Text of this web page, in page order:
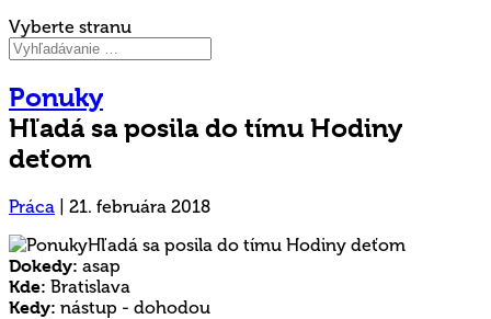
Vyberte stranu
Ponuky
Hľadá sa posila do tímu Hodiny
deťom
Práca 21. februára 2018
Dokedy: asap
Kde: Bratislava
Kedy: nástup - dohodou